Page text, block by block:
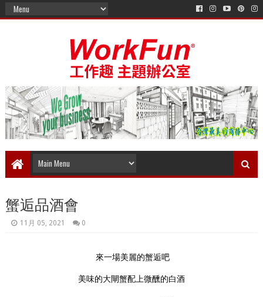
蟹逅品酒會
11月 05, 2021 0
來一場美麗的蟹逅吧
美味的大閘蟹配上微醺的白酒